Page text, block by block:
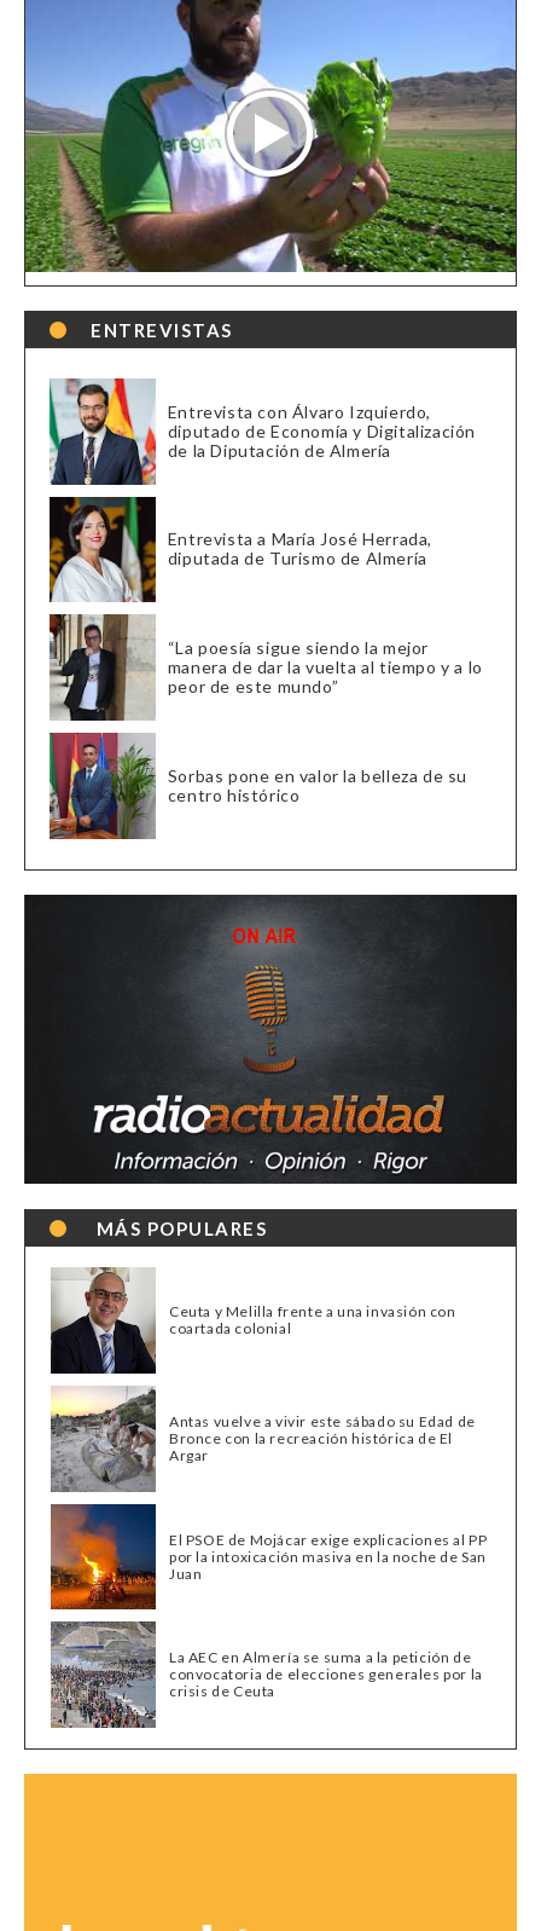
ENTREVISTAS
Entrevista con Álvaro Izquierdo,
diputado de Economía y Digitalización
de la Diputación de Almería
Entrevista a María José Herrada,
diputada de Turismo de Almería
“La poesía sigue siendo la mejor
manera de dar la vuelta al tiempo y a lo
peor de este mundo”
Sorbas pone en valor la belleza de su
centro histórico
MÁS POPULARES
Ceuta y Melilla frente a una invasión con
coartada colonial
Antas vuelve a vivir este sábado su Edad de
Bronce con la recreación histórica de El
Argar
El PSOE de Mojácar exige explicaciones al PP
por la intoxicación masiva en la noche de San
Juan
La AEC en Almería se suma a la petición de
convocatoria de elecciones generales por la
crisis de Ceuta